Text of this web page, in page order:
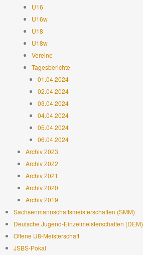
U16
U16w
U18
U18w
Vereine
Tagesberichte
01.04.2024
02.04.2024
03.04.2024
04.04.2024
05.04.2024
06.04.2024
Archiv 2023
Archiv 2022
Archiv 2021
Archiv 2020
Archiv 2019
Sachsenmannschaftsmeisterschaften (SMM)
Deutsche Jugend-Einzelmeisterschaften (DEM)
Offene U8-Meisterschaft
JSBS-Pokal